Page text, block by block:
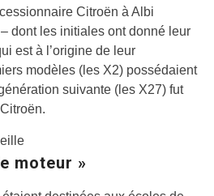
Citroën à Albi
dont les initiales ont donné leur
est à l’origine de leur
modèles (les X2) possédaient
suivante (les X27) fut
moteur »